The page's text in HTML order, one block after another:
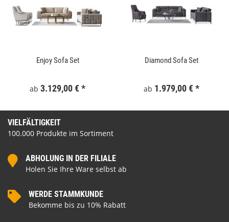
Enjoy Sofa Set
ab 3.129,00 €*
Diamond Sofa Set
ab 1.979,00 €*
VIELFÄLTIGKEIT
100.000 Produkte im Sortiment
ABHOLUNG IN DER FILIALE
Holen Sie Ihre Ware selbst ab
WERDE STAMMKUNDE
Bekomme bis zu 10% Rabatt